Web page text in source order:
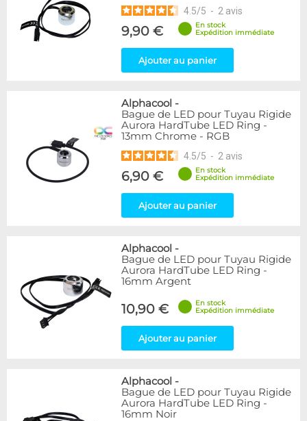
Articles en stock
Articles en promotions
Appliquer
4.5/5 - 2 avis
9,90 €
En stock
Expédition immédiate
Ajouter au panier
Alphacool -
Bague de LED pour Tuyau Rigide
Aurora HardTube LED Ring -
13mm Chrome - RGB
4.5/5 - 2 avis
6,90 €
En stock
Expédition immédiate
Ajouter au panier
Alphacool -
Bague de LED pour Tuyau Rigide
Aurora HardTube LED Ring -
16mm Argent
10,90 €
En stock
Expédition immédiate
Ajouter au panier
Alphacool -
Bague de LED pour Tuyau Rigide
Aurora HardTube LED Ring -
16mm Noir